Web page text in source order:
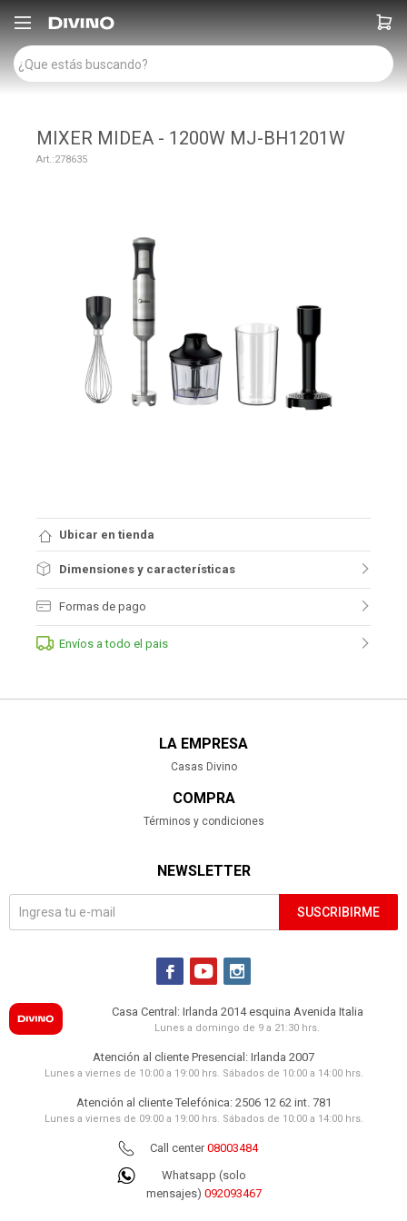

MIXER MIDEA - 1200W MJ-BH1201W
278635
Ubicar en tienda
Dimensiones y características
Formas de pago
Envíos a todo el pais
LA EMPRESA
Casas Divino
COMPRA
Términos y condiciones
NEWSLETTER
SUSCRIBIRME
  
Casa Central: Irlanda 2014 esquina Avenida Italia
Lunes a domingo de 9 a 21:30 hrs.
Atención al cliente Presencial: Irlanda 2007
Lunes a viernes de 10:00 a 19:00 hrs. Sábados de 10:00 a 14:00 hrs.
Atención al cliente Telefónica: 2506 12 62 int. 781
Lunes a viernes de 09:00 a 19:00 hrs. Sábados de 10:00 a 14:00 hrs.
Call center08003484
Whatsapp (solo
mensajes) 092093467